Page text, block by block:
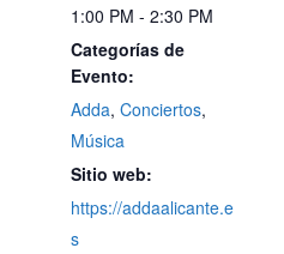
1:00 PM - 2:30 PM
Categorías de
Evento:
Adda, Conciertos,
Música
Sitio web:
https://addaalicante.e
s